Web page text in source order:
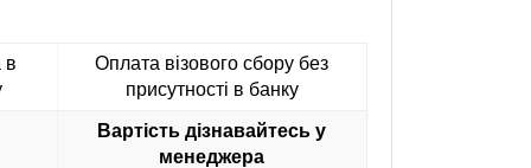
в
Оплата візового сбору без
присутності в банку
Вартість дізнавайтесь у
менеджера